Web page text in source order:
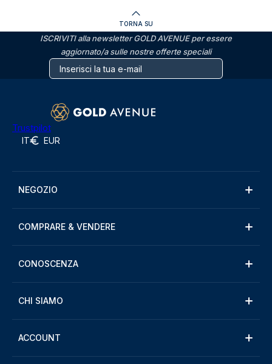
TORNA SU
ISCRIVITI alla newsletter GOLD AVENUE per essere
aggiornato/a sulle nostre offerte speciali
Trustpilot
IT EUR
NEGOZIO
COMPRARE & VENDERE
CONOSCENZA
CHI SIAMO
ACCOUNT